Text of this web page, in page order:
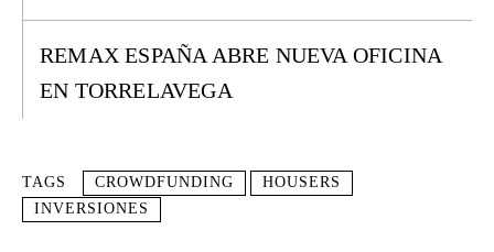
REMAX ESPAÑA ABRE NUEVA OFICINA
EN TORRELAVEGA
TAGS CROWDFUNDING
HOUSERS
INVERSIONES